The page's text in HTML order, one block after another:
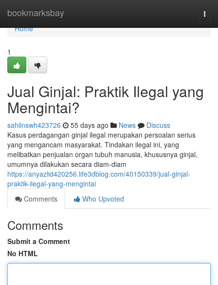
bookmarksbay
Home
Home
1
Jual Ginjal: Praktik Ilegal yang
Mengintai?
sahilnswh423726 55 days ago News
Discuss
Kasus perdagangan ginjal ilegal merupakan persoalan serius
yang mengancam masyarakat. Tindakan ilegal ini, yang
melibatkan penjualan organ tubuh manusia, khususnya ginjal,
umumnya dilakukan secara diam-diam
https://anyazlid420256.life3dblog.com/40150339/jual-ginjal-
praktik-ilegal-yang-mengintai
Comments
Who Upvoted
Comments
Submit a Comment
No HTML